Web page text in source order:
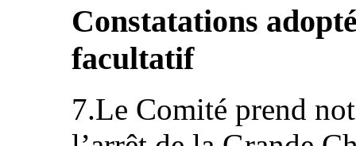
Constatations
facultatif
7.Le Comité prend